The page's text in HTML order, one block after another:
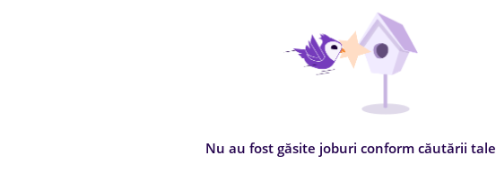
Nu au fost găsite joburi conform căutării tale